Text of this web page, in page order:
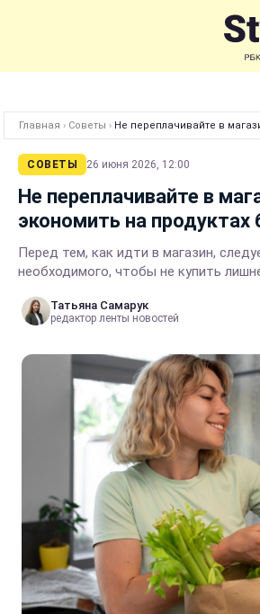
Главная › Советы › Не переплачивайте в
СОВЕТЫ 26 июня 2026, 12:00
Не переплачивайте в
экономить на продуктах
Перед тем, как идти в магазин,
необходимого, чтобы не купить
Татьяна Самарук
редактор ленты новостей